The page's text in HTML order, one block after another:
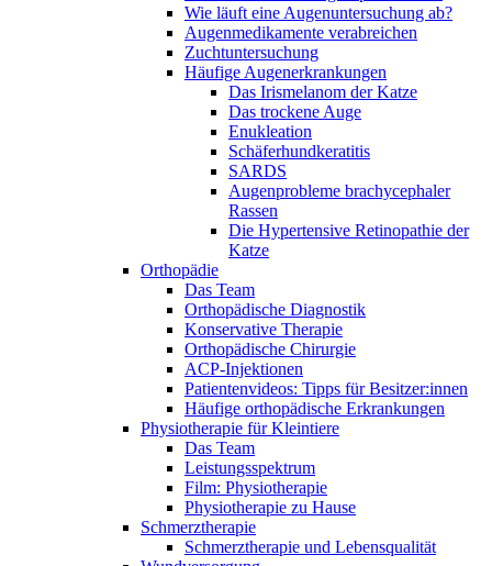
Wie läuft eine Augenuntersuchung ab?
Augenmedikamente verabreichen
Zuchtuntersuchung
Häufige Augenerkrankungen
Das Irismelanom der Katze
Das trockene Auge
Enukleation
Schäferhundkeratitis
SARDS
Augenprobleme brachycephaler
Rassen
Die Hypertensive Retinopathie der
Katze
Orthopädie
Das Team
Orthopädische Diagnostik
Konservative Therapie
Orthopädische Chirurgie
ACP-Injektionen
Patientenvideos: Tipps für Besitzer:innen
Häufige orthopädische Erkrankungen
Physiotherapie für Kleintiere
Das Team
Leistungsspektrum
Film: Physiotherapie
Physiotherapie zu Hause
Schmerztherapie
Schmerztherapie und Lebensqualität